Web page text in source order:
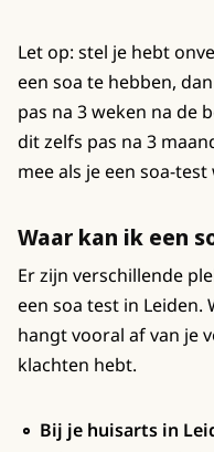
Let op: stel je hebt
een soa te hebben,
pas na 3 weken na de
dit zelfs pas na 3
mee als je een soa-test
Waar kan ik een
Er zijn verschillende
een soa test in Leiden.
hangt vooral af van je
klachten hebt.
Bij je huisarts in